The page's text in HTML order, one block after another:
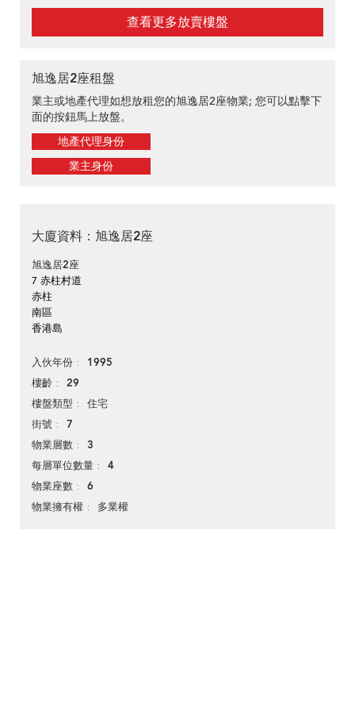
查看更多放賣樓盤
旭逸居2座租盤
業主或地產代理如想放租您的旭逸居2座物業; 您可以點擊下
面的按鈕馬上放盤。
地產代理身份
業主身份
大廈資料：旭逸居2座
旭逸居2座
7 赤柱村道
赤柱
南區
香港島
入伙年份 1995
樓齡 29
樓盤類型 住宅
街號 7
物業層數 3
每層單位數量 4
物業座數 6
物業擁有權 多業權